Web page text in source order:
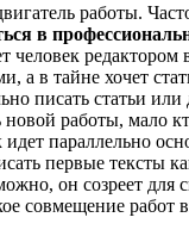
работы.
в
человек редактором
а в тайне хочет
писать статьи
новой работы, мало
идет параллельно
первые тексты
он созреет
совмещение работ